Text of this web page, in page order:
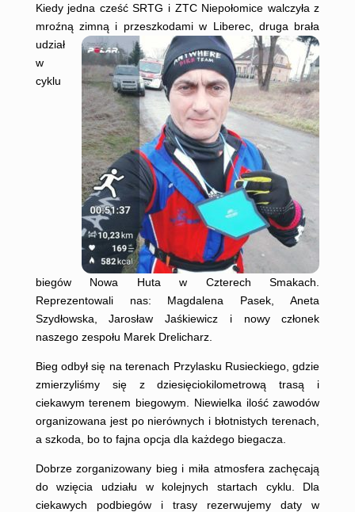
Kiedy jedna cześć SRTG i ZTC Niepołomice walczyła z
mroźną zimną i przeszkodami w Liberec, drugabrała
udział
w
cyklu
biegów Nowa Huta w Czterech Smakach.
Reprezentowali nas: Magdalena Pasek, Aneta
Szydłowska, Jarosław Jaśkiewicz i nowy członek
naszego zespołu Marek Drelicharz.
Bieg odbył się na terenach Przylasku Rusieckiego, gdzie
zmierzyliśmy się z dziesięciokilometrową trasą i
ciekawym terenem biegowym. Niewielka ilość zawodów
organizowana jest po nierównych i błotnistych terenach,
a szkoda, bo to fajna opcja dla każdego biegacza.
Dobrze zorganizowany bieg i miła atmosfera zachęcają
do wzięcia udziału w kolejnych startach cyklu. Dla
ciekawych podbiegów i trasy rezerwujemy daty w